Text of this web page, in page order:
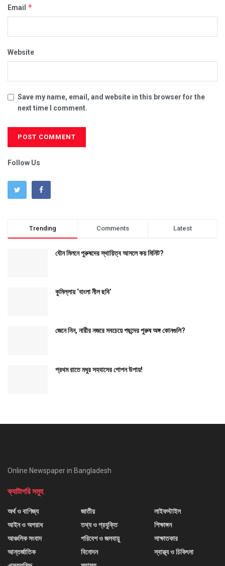
Email *
Website
Save my name, email, and website in this browser for the
next time I comment.
Follow Us
Trending Comments Latest
যৌন মিলনে পুরুষদের স্থায়িত্ব আসলে কয় মিনিট?
কুমিল্লায় ‘বাংলা নীল ছবি’
জেনে নিন, নারীর নজরে সবচেয়ে পছন্দের পুরুষ অঙ্গ কোনগুলি?
প্রথম রাতে মধুর সহবাসের গোপন উপায়!
Online Newspaper in Bangladesh
ক্যাটাগরি সমুহ
অর্থ ও বাণিজ্য
আইন ও অপরাধ
আঞ্চলিক সংবাদ
আন্তর্জাতিক
জাতীয়
তথ্য ও প্রযুক্তি
পরিবেশ ও জলবায়ু
বিনোদন
লাইফস্টাইল
শিক্ষাঙ্গন
সাক্ষাতকার
স্বাস্থ্য ও চিকিৎসা